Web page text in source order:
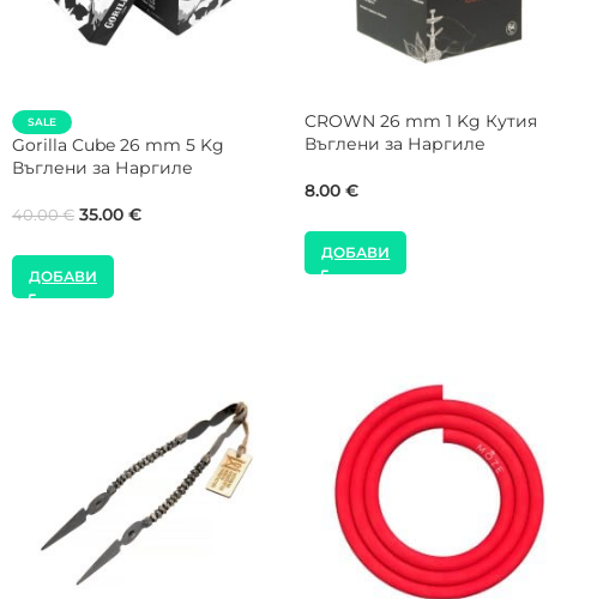
SALE
NEW
Shaman 26 mm 5 Kg Въглени
ДОБАВИ
SALE
Gorilla Cube 26 mm 20 Kg
ДОБАВИ